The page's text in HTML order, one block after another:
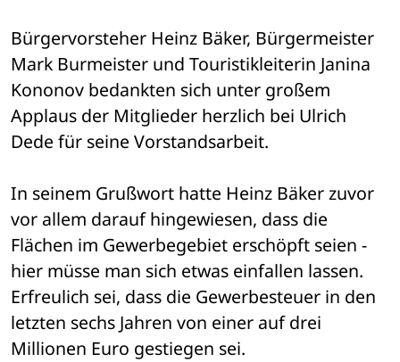
Bürgervorsteher Heinz Bäker, Bürgermeister
Mark Burmeister und Touristikleiterin Janina
Kononov bedankten sich unter großem
Applaus der Mitglieder herzlich bei Ulrich
Dede für seine Vorstandsarbeit.
In seinem Grußwort hatte Heinz Bäker zuvor
vor allem darauf hingewiesen, dass die
Flächen im Gewerbegebiet erschöpft seien -
hier müsse man sich etwas einfallen lassen.
Erfreulich sei, dass die Gewerbesteuer in den
letzten sechs Jahren von einer auf drei
Millionen Euro gestiegen sei.